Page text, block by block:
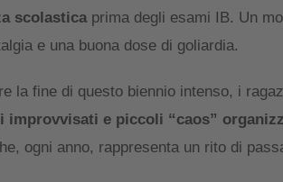
scolasticaprima degli esami IB. Un
e una buona dose di goliardia.
la fine di questo biennio intenso, i
improvvisati e piccoli “caos”
ogni anno, rappresenta un rito di